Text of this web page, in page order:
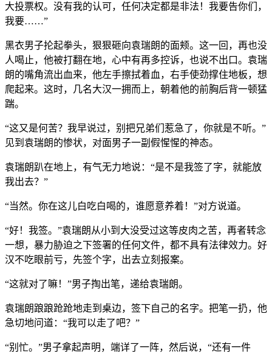
大投票权。没有我的认可，任何决定都是非法！我要告你们，
我要……”
黑衣男子抡起拳头，狠狠砸向袁瑞朗的面颊。这一回，再也没
人喝止，他被打翻在地，心中有再多控诉，也说不出口。袁瑞
朗的嘴角流出血来，他左手擦拭着血，右手使劲撑住地板，想
爬起来。这时，几名大汉一拥而上，朝着他的前胸后背一顿猛
踹。
“这又是何苦？我早说过，别把兄弟们惹急了，你就是不听。”
见到袁瑞朗的惨状，对面男子一副假惺惺的神态。
袁瑞朗趴在地上，有气无力地说：“是不是我签了字，就能放
我出去？”
“当然。你在这儿白吃白喝的，谁愿意养着！”对方说道。
“好！我签。”袁瑞朗从小到大没受过这等皮肉之苦，再者转念
一想，暴力胁迫之下签署的任何文件，都不具有法律效力。好
汉不吃眼前亏，先签个字，出去立刻报案。
“这就对了嘛！”男子掏出笔，递给袁瑞朗。
袁瑞朗踉踉跄跄地走到桌边，签下自己的名字。把笔一扔，他
急切地问道：“我可以走了吧？”
“别忙。”男子拿起声明，端详了一阵，然后说，“还有一件